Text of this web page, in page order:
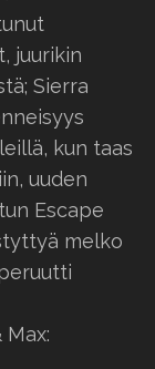
juurikin
Sierra
kun taas
uuden
Escape
melko